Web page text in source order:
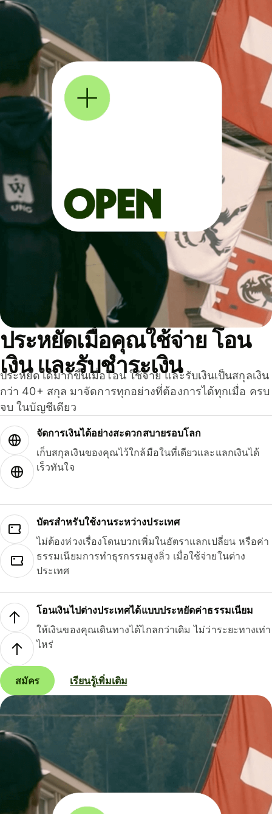
ประหยัดเมื่อคุณใช้จ่าย โอน
เงิน และรับชำระเงิน
ประหยัดได้มากขึ้นเมื่อโอน ใช้จ่าย และรับเงินเป็นสกุลเงิน
กว่า 40+ สกุล มาจัดการทุกอย่างที่ต้องการได้ทุกเมื่อ ครบ
จบ ในบัญชีเดียว
จัดการเงินได้อย่างสะดวกสบายรอบโลก
เก็บสกุลเงินของคุณไว้ใกล้มือในที่เดียวและแลกเงินได้
เร็วทันใจ
บัตรสำหรับใช้งานระหว่างประเทศ
ไม่ต้องห่วงเรื่องโดนบวกเพิ่มในอัตราแลกเปลี่ยน หรือค่า
ธรรมเนียมการทำธุรกรรมสูงลิ่ว เมื่อใช้จ่ายในต่าง
ประเทศ
โอนเงินไปต่างประเทศได้แบบประหยัดค่าธรรมเนียม
ให้เงินของคุณเดินทางได้ไกลกว่าเดิม ไม่ว่าระยะทางเท่า
ไหร่
สมัคร เรียนรู้เพิ่มเติม